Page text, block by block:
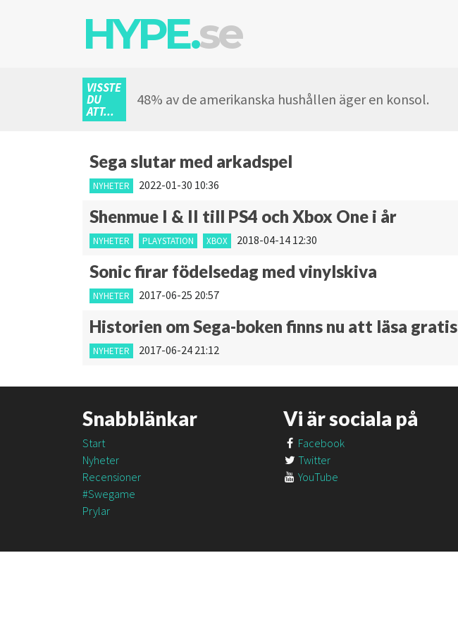
HYPE.se
VISSTE
DU
ATT...
48% av de amerikanska hushållen äger en konsol.
Sega slutar med arkadspel
NYHETER 2022-01-30 10:36
Shenmue I & II till PS4 och Xbox One i år
NYHETER PLAYSTATION XBOX 2018-04-14 12:30
Sonic firar födelsedag med vinylskiva
NYHETER 2017-06-25 20:57
Historien om Sega-boken finns nu att läsa gratis
NYHETER 2017-06-24 21:12
Snabblänkar
Start
Nyheter
Recensioner
#Swegame
Prylar
Vi är sociala på
Facebook
Twitter
YouTube